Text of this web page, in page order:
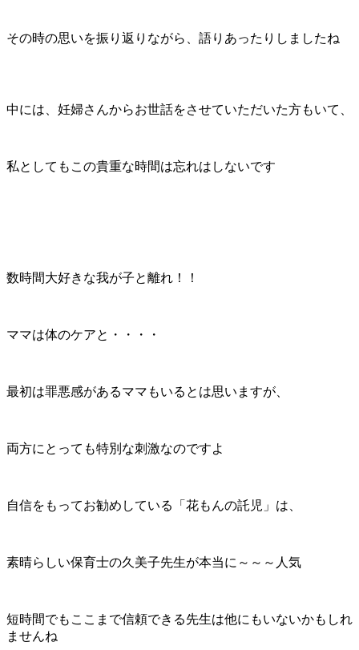
その時の思いを振り返りながら、語りあったりしましたね
中には、妊婦さんからお世話をさせていただいた方もいて、
私としてもこの貴重な時間は忘れはしないです
数時間大好きな我が子と離れ！！
ママは体のケアと・・・・
最初は罪悪感があるママもいるとは思いますが、
両方にとっても特別な刺激なのですよ
自信をもってお勧めしている「花もんの託児」は、
素晴らしい保育士の久美子先生が本当に～～～人気
短時間でもここまで信頼できる先生は他にもいないかもしれ
ませんね